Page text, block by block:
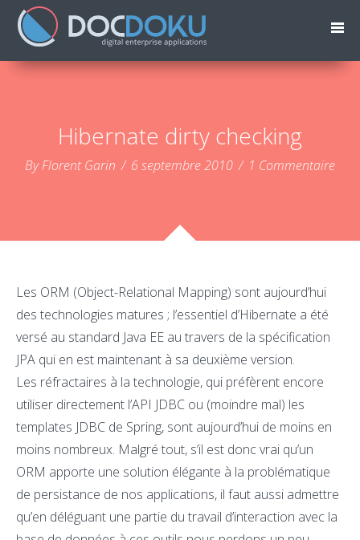
Hibernate dirty checking
By Florent Garin / 6 septembre 2010 / 1 Commentaire
Les ORM (Object-Relational Mapping) sont aujourd’hui
des technologies matures ; l’essentiel d’Hibernate a été
versé au standard Java EE au travers de la spécification
JPA qui en est maintenant à sa deuxième version.
Les réfractaires à la technologie, qui préfèrent encore
utiliser directement l’API JDBC ou (moindre mal) les
templates JDBC de Spring, sont aujourd’hui de moins en
moins nombreux. Malgré tout, s’il est donc vrai qu’un
ORM apporte une solution élégante à la problématique
de persistance de nos applications, il faut aussi admettre
qu’en déléguant une partie du travail d’interaction avec la